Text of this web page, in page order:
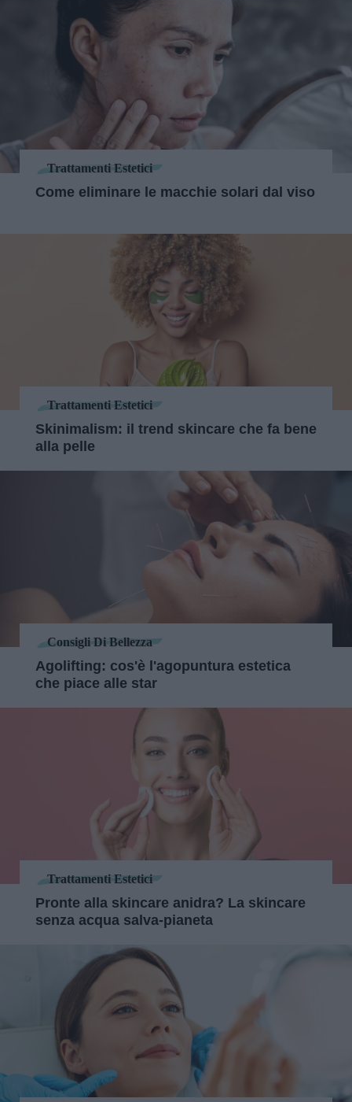
Trattamenti Estetici
Come eliminare le macchie solari dal viso
Trattamenti Estetici
Skinimalism: il trend skincare che fa bene
alla pelle
Consigli Di Bellezza
Agolifting: cos'è l'agopuntura estetica
che piace alle star
Trattamenti Estetici
Pronte alla skincare anidra? La skincare
senza acqua salva-pianeta